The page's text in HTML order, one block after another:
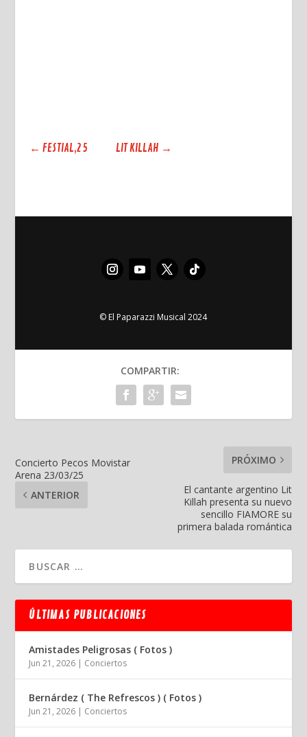
← FESTIAL,25 LIT KILLAH →
© El Paparazzi Musical 2024
COMPARTIR:
Concierto Pecos Movistar
Arena 23/03/25
ANTERIOR
PRÓXIMO
El cantante argentino Lit
Killah presenta su nuevo
sencillo FIAMORE su
primera balada romántica
ÚLTIMAS PUBLICACIONES
Amistades Peligrosas ( Fotos )
Jun 21, 2026 | Conciertos
Bernárdez ( The Refrescos ) ( Fotos )
Jun 21, 2026 | Conciertos